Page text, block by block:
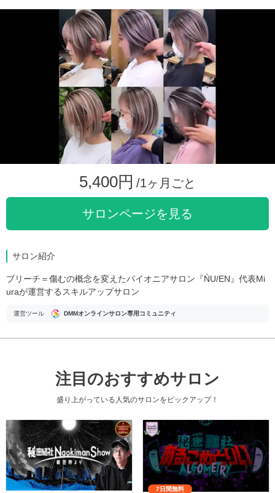
5,400円 /1ヶ月ごと
サロンページを見る
サロン紹介
ブリーチ＝傷むの概念を変えたパイオニアサロン『ŃU/EN』代表Mi
uraが運営するスキルアップサロン
運営ツール DMMオンラインサロン専用コミュニティ
注目のおすすめサロン
盛り上がっている人気のサロンをピックアップ！
7日間無料